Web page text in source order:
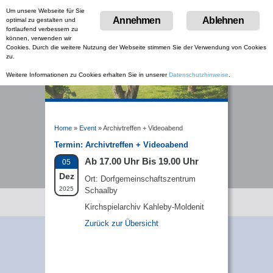
Skip
to
content
Home » Event »Archivtreffen + Videoabend
Termin: Archivtreffen + Videoabend
05
Dez
2025
Ab 17.00 Uhr Bis 19.00 Uhr
Ort: Dorfgemeinschaftszentrum
Schaalby
Kirchspielarchiv Kahleby-Moldenit
Zurück zur Übersicht
Ablehnen
Annehmen
Um unsere Webseite für Sie
optimal zu gestalten und
fortlaufend verbessern zu
können, verwenden wir
Cookies. Durch die weitere Nutzung der Webseite stimmen Sie der Verwendung von Cookies
zu.
Weitere Informationen zu Cookies erhalten Sie in unsererDatenschutzhinweise